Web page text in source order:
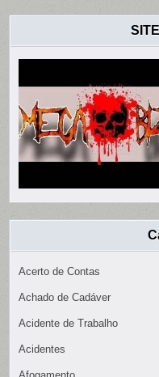
Acerto de Contas
Achado de Cadáver
Acidente de Trabalho
Acidentes